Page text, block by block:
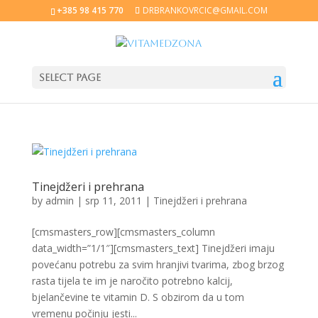
+385 98 415 770 DRBRANKOVRCIC@GMAIL.COM
Select Page
Tinejdžeri i prehrana
by admin | srp 11, 2011 | Tinejdžeri i prehrana
[cmsmasters_row][cmsmasters_column
data_width=”1/1″][cmsmasters_text] Tinejdžeri imaju
povećanu potrebu za svim hranjivi tvarima, zbog brzog
rasta tijela te im je naročito potrebno kalcij,
bjelančevine te vitamin D. S obzirom da u tom
vremenu počinju jesti...